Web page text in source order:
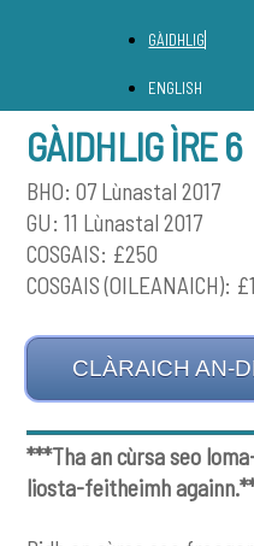
GÀIDHLIG
ENGLISH
GÀIDHLIG ÌRE 6
BHO: 07 Lùnastal 2017
GU: 11 Lùnastal 2017
COSGAIS: £250
COSGAIS (OILEANAICH):
CLÀRAICH AN-
***Tha an cùrsa seo
liosta-feitheimh